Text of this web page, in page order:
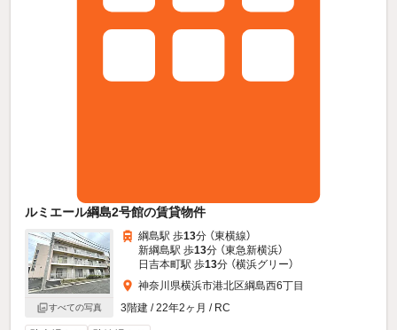
ルミエール綱島2号館の賃貸物件
すべての写真
綱島駅 歩13分 （東横線）
新綱島駅 歩13分 （東急新横浜）
日吉本町駅 歩13分 （横浜グリー）
神奈川県横浜市港北区綱島西6丁目
3階建 / 22年2ヶ月 / RC